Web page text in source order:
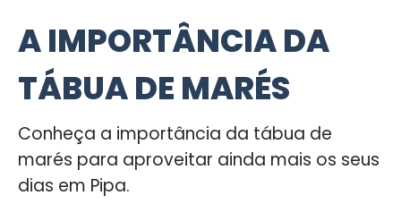
A IMPORTÂNCIA DA
TÁBUA DE MARÉS
Conheça a importância da tábua de
marés para aproveitar ainda mais os seus
dias em Pipa.